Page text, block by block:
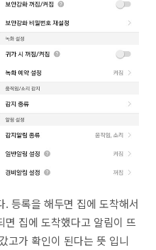
등록을 해두면 집에 도착해서
집에 도착했다고 알림이 뜨
고가 확인이 된다는 뜻 입니